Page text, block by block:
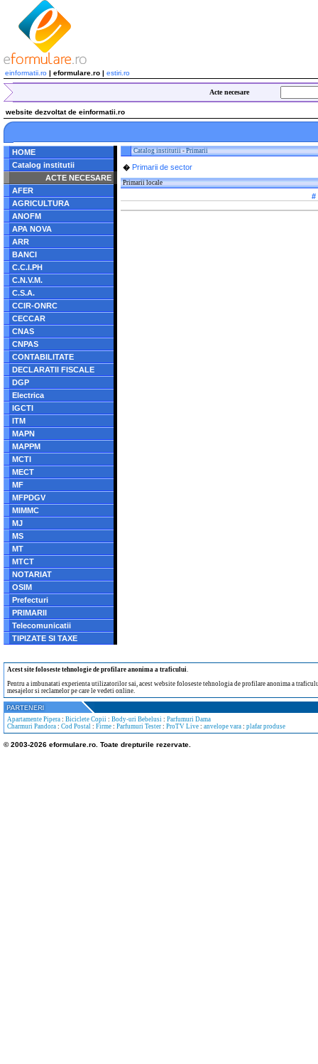
einformatii.ro | eformulare.ro | estiri.ro
Acte necesare
website dezvoltat de einformatii.ro
HOME
Catalog institutii
ACTE NECESARE
AFER
AGRICULTURA
ANOFM
APA NOVA
ARR
BANCI
C.C.I.PH
C.N.V.M.
C.S.A.
CCIR-ONRC
CECCAR
CNAS
CNPAS
CONTABILITATE
DECLARATII FISCALE
DGP
Electrica
IGCTI
ITM
MAPN
MAPPM
MCTI
MECT
MF
MFPDGV
MIMMC
MJ
MS
MT
MTCT
NOTARIAT
OSIM
Prefecturi
PRIMARII
Telecomunicatii
TIPIZATE SI TAXE
Catalog institutii-Primarii
� Primarii de sector
Primarii locale
#
Acest site foloseste tehnologie de profilare anonima a traficului.
Pentru a imbunatati experienta utilizatorilor sai, acest website foloseste tehnologia de profilare anonima a
mesajelor si reclamelor pe care le vedeti online.
Apartamente Pipera : Biciclete Copii : Body-uri Bebelusi : Parfumuri Dama
Charmuri Pandora : Cod Postal : Firme : Parfumuri Tester : ProTV Live : anvelope vara : plafar produse
© 2003-2026 eformulare.ro. Toate drepturile rezervate.